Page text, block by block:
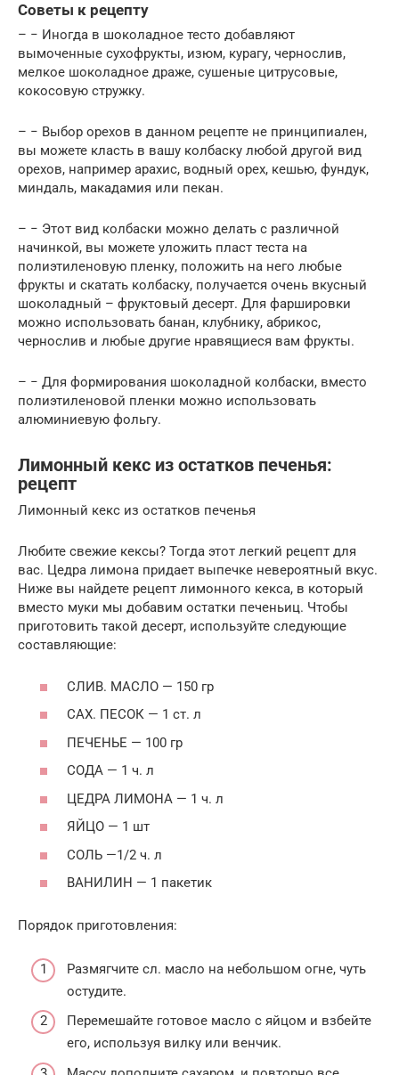
Советы к рецепту
– − Иногда в шоколадное тесто добавляют
вымоченные сухофрукты, изюм, курагу, чернослив,
мелкое шоколадное драже, сушеные цитрусовые,
кокосовую стружку.
– − Выбор орехов в данном рецепте не принципиален,
вы можете класть в вашу колбаску любой другой вид
орехов, например арахис, водный орех, кешью, фундук,
миндаль, макадамия или пекан.
– − Этот вид колбаски можно делать с различной
начинкой, вы можете уложить пласт теста на
полиэтиленовую пленку, положить на него любые
фрукты и скатать колбаску, получается очень вкусный
шоколадный – фруктовый десерт. Для фаршировки
можно использовать банан, клубнику, абрикос,
чернослив и любые другие нравящиеся вам фрукты.
– − Для формирования шоколадной колбаски, вместо
полиэтиленовой пленки можно использовать
алюминиевую фольгу.
Лимонный кекс из остатков печенья:
рецепт
Лимонный кекс из остатков печенья
Любите свежие кексы? Тогда этот легкий рецепт для
вас. Цедра лимона придает выпечке невероятный вкус.
Ниже вы найдете рецепт лимонного кекса, в который
вместо муки мы добавим остатки печеньиц. Чтобы
приготовить такой десерт, используйте следующие
составляющие:
СЛИВ. МАСЛО — 150 гр
САХ. ПЕСОК — 1 ст. л
ПЕЧЕНЬЕ — 100 гр
СОДА — 1 ч. л
ЦЕДРА ЛИМОНА — 1 ч. л
ЯЙЦО — 1 шт
СОЛЬ —1/2 ч. л
ВАНИЛИН — 1 пакетик
Порядок приготовления:
Размягчите сл. масло на небольшом огне, чуть
остудите.
Перемешайте готовое масло с яйцом и взбейте
его, используя вилку или венчик.